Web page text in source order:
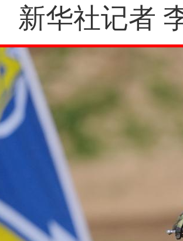
华社记者